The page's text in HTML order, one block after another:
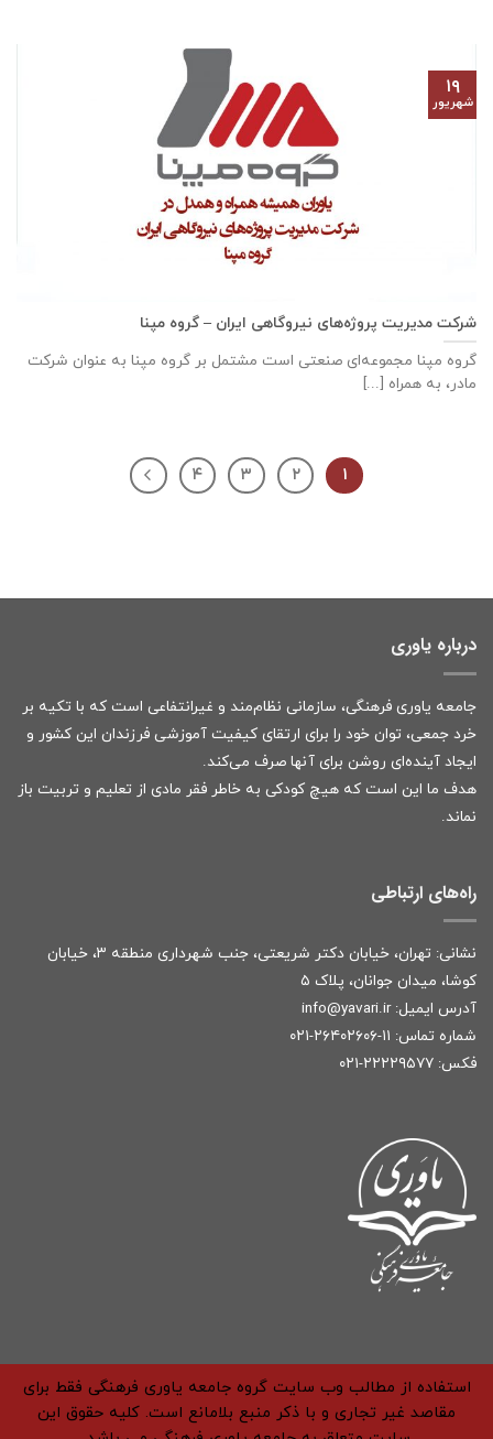
شرکت مدیریت پروژه‌های نیروگاهی ایران – گروه مپنا
گروه مپنا مجموعه‌ای صنعتى است مشتمل بر گروه مپنا به عنوان شرکت
مادر، به همراه [...]
۱۹
شهریور
۱ ۲ ۳ ۴
درباره یاوری
جامعه یاوری فرهنگی، سازمانی نظام‌مند و غیرانتفاعی است که با تکیه بر
خرد جمعی، توان خود را برای ارتقای کیفیت آموزشی فرزندان این کشور و
ایجاد آینده‌ای روشن برای آنها صرف می‌کند.
هدف ما این است که هیچ کودکی به خاطر فقر مادی از تعلیم و تربیت باز
نماند.
راه‌های ارتباطی
نشانی: تهران، خیابان دکتر شریعتی، جنب شهرداری منطقه ۳، خیابان
کوشا، میدان جوانان، پلاک ۵
آدرس ایمیل: info@yavari.ir
شماره تماس: ۱۱-۲۶۴۰۲۶۰۶-۰۲۱
فکس: ۲۲۲۲۹۵۷۷-۰۲۱
استفاده از مطالب وب سایت گروه جامعه یاوری فرهنگی فقط برای
مقاصد غیر تجاری و با ذکر منبع بلامانع است. کلیه حقوق این